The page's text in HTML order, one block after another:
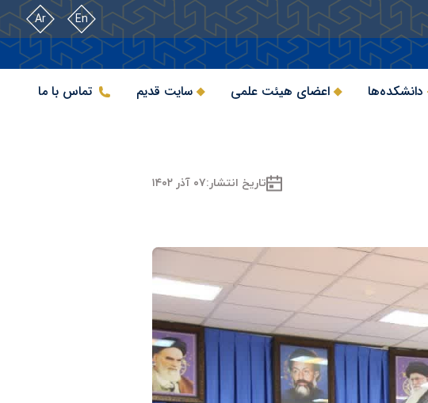
En
Ar
دانشکده‌ها اعضای هیئت علمی سایت قدیم تماس با ما
تاریخ انتشار:۰۷ آذر ۱۴۰۲